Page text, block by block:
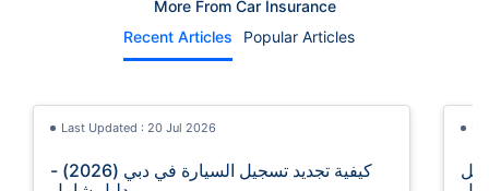
More From Car Insurance
Recent Articles
Popular Articles
Last Updated : 20 Jul 2026
كيفية تجديد تسجيل السيارة في دبي (2026) -
(2026) - دليل